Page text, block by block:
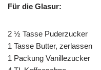
Für die Glasur:
2 ½ Tasse Puderzucker
1 Tasse Butter, zerlassen
1 Packung Vanillezucker